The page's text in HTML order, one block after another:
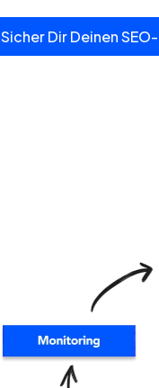
Sicher Dir Deinen